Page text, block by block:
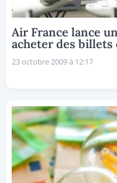
Air France lance
acheter des billets
23 octobre 2009 à 12:17